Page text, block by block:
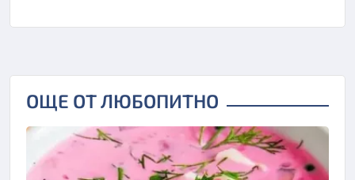
ОЩЕ ОТ ЛЮБОПИТНО